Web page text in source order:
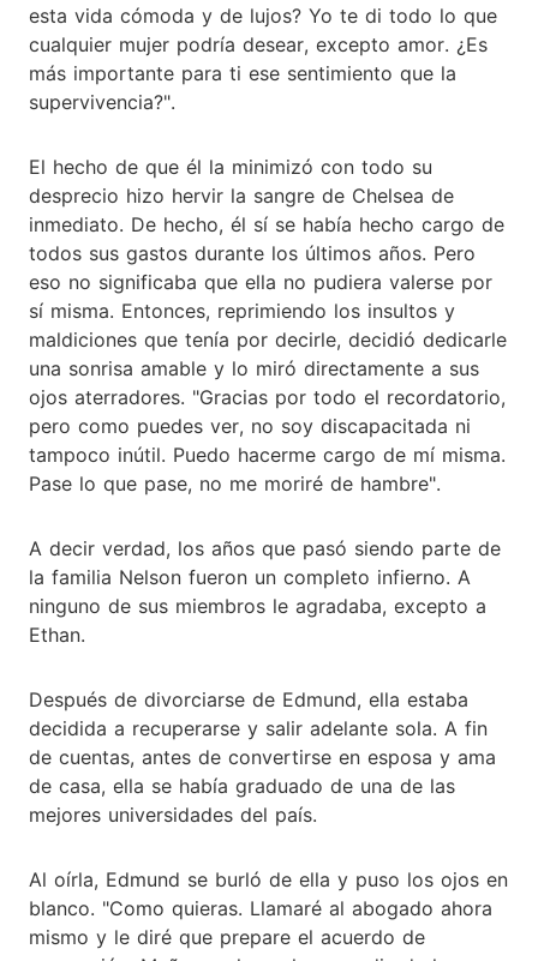
esta vida cómoda y de lujos? Yo te di todo lo que
cualquier mujer podría desear, excepto amor. ¿Es
más importante para ti ese sentimiento que la
supervivencia?".
El hecho de que él la minimizó con todo su
desprecio hizo hervir la sangre de Chelsea de
inmediato. De hecho, él sí se había hecho cargo de
todos sus gastos durante los últimos años. Pero
eso no significaba que ella no pudiera valerse por
sí misma. Entonces, reprimiendo los insultos y
maldiciones que tenía por decirle, decidió dedicarle
una sonrisa amable y lo miró directamente a sus
ojos aterradores. "Gracias por todo el recordatorio,
pero como puedes ver, no soy discapacitada ni
tampoco inútil. Puedo hacerme cargo de mí misma.
Pase lo que pase, no me moriré de hambre".
A decir verdad, los años que pasó siendo parte de
la familia Nelson fueron un completo infierno. A
ninguno de sus miembros le agradaba, excepto a
Ethan.
Después de divorciarse de Edmund, ella estaba
decidida a recuperarse y salir adelante sola. A fin
de cuentas, antes de convertirse en esposa y ama
de casa, ella se había graduado de una de las
mejores universidades del país.
Al oírla, Edmund se burló de ella y puso los ojos en
blanco. "Como quieras. Llamaré al abogado ahora
mismo y le diré que prepare el acuerdo de